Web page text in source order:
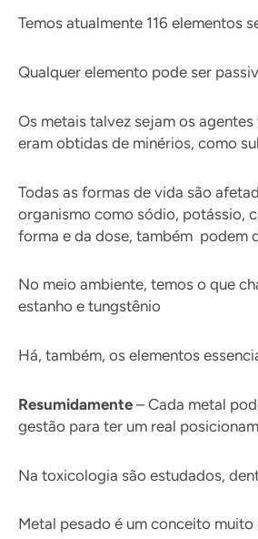
Temos atualmente 116 elementos
Qualquer elemento pode ser
Os metais talvez sejam os
eram obtidas de minérios, como
Todas as formas de vida são
organismo como sódio, potássio,
forma e da dose, também podem
No meio ambiente, temos o que
estanho e tungstênio
Há, também, os elementos
Resumidamente – Cada metal
gestão para ter um real
Na toxicologia são estudados,
Metal pesado é um conceito muito